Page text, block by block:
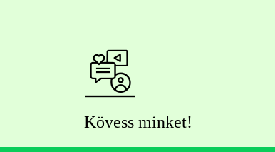
Kövess minket!